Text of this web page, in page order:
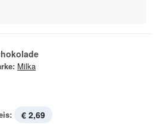
Milka
€ 2,69